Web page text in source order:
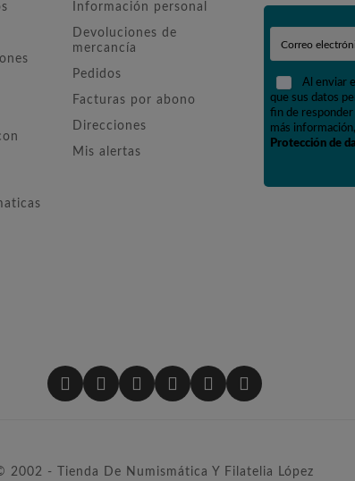
Información personal
Devoluciones de
mercancía
Pedidos
Facturas por abono
Direcciones
Mis alertas
Al enviar
que sus datos
fin de responder
más
Protección de
2002 - Tienda De Numismática Y Filatelia López